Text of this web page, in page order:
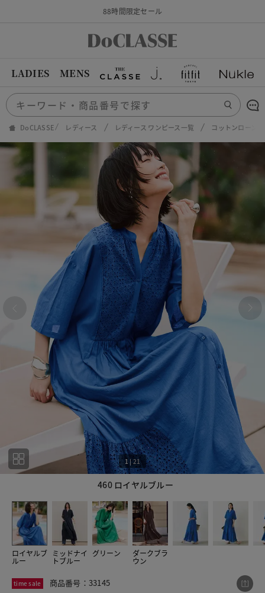
88時間限定セール
LADIES MENS
DoCLASSE レディース レディース ワンピース一覧 コットンローン
460 ロイヤルブルー
1 |21
ロイヤルブ
ルー
ミッドナイ
トブルー
グリーン ダークブラ
ウン
21
time sale 商品番号：33145
この商品をシェアする